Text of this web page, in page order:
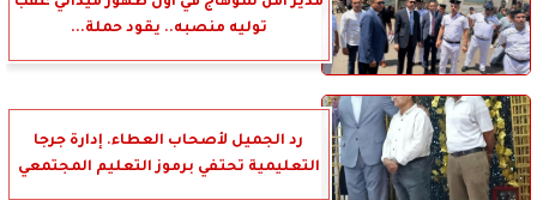
توليه منصبه.. يقود حملة...
رد الجميل لأصحاب العطاء. إدارة جرجا
التعليمية تحتفي برموز التعليم المجتمعي